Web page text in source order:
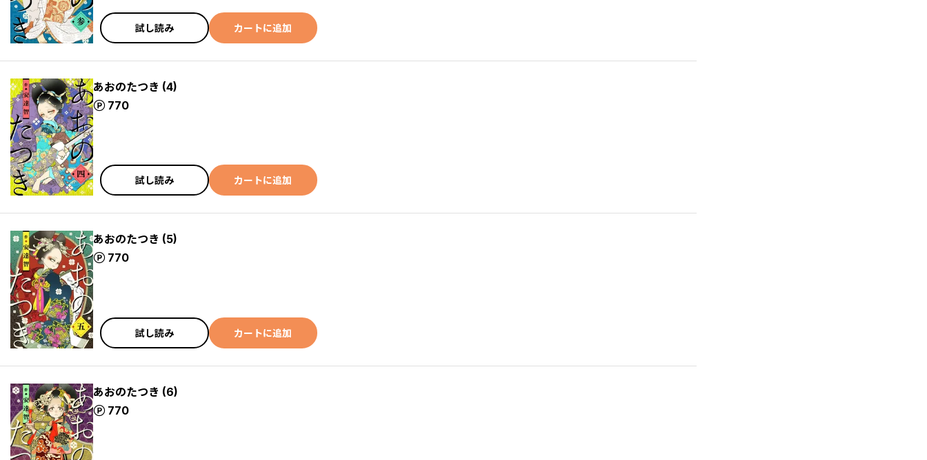
試し読み カートに追加
あおのたつき (4)
770
ポイント
試し読み カートに追加
あおのたつき (5)
770
ポイント
試し読み カートに追加
あおのたつき (6)
770
ポイント